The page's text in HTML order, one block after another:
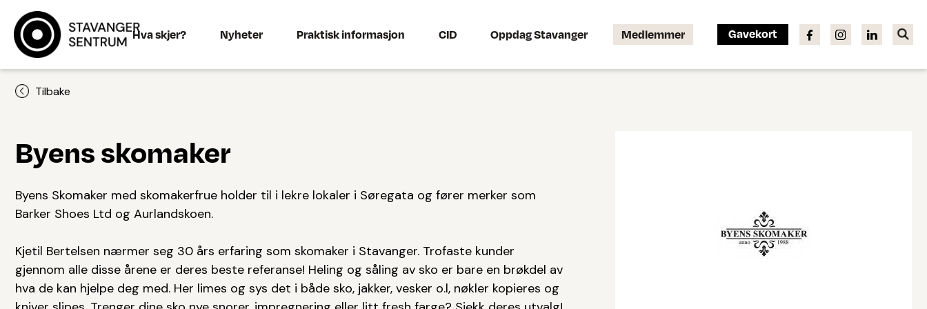
Hva skjer? Nyheter Praktisk informasjon CID Oppdag Stavanger Medlemmer Gavekort
Tilbake
Byens skomaker
Byens Skomaker med skomakerfrue holder til i lekre lokaler i Søregata og fører merker som
Barker Shoes Ltd og Aurlandskoen.
Kjetil Bertelsen nærmer seg 30 års erfaring som skomaker i Stavanger. Trofaste kunder
gjennom alle disse årene er deres beste referanse! Heling og såling av sko er bare en brøkdel av
hva de kan hjelpe deg med. Her limes og sys det i både sko, jakker, vesker o.l, nøkler kopieres og